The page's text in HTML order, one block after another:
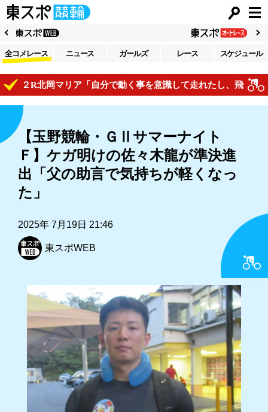
全コメレース ニュース ガールズ レース スケジュール
R北岡マリア「自分で動く事を意識して走れたし、飛び付けて
【玉野競輪・ＧⅡサマーナイト
Ｆ】ケガ明けの佐々木龍が準決進
出「父の助言で気持ちが軽くなっ
た」
2025年 7月19日 21:46
東スポWEB